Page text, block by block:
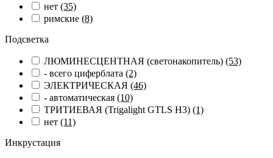
нет (35)
римские (8)
Подсветка
ЛЮМИНЕСЦЕНТНАЯ (светонакопитель) (53)
- всего циферблата (2)
ЭЛЕКТРИЧЕСКАЯ (46)
- автоматическая (10)
ТРИТИЕВАЯ (Trigalight GTLS H3) (1)
нет (11)
Инкрустация